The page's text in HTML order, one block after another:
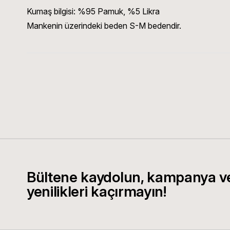
Kumaş bilgisi: %95 Pamuk, %5 Likra
Mankenin üzerindeki beden S-M bedendir.
Bültene kaydolun, kampanya
yenilikleri kaçırmayın!